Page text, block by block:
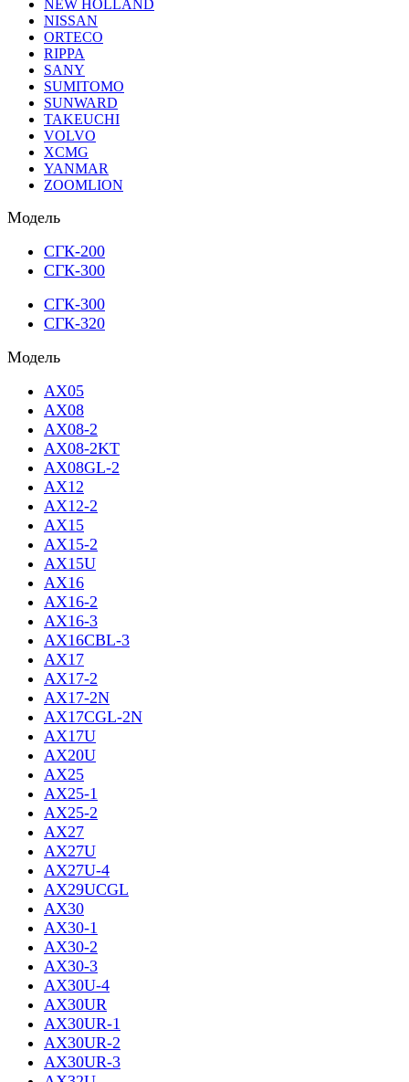
NEW HOLLAND
NISSAN
ORTECO
RIPPA
SANY
SUMITOMO
SUNWARD
TAKEUCHI
VOLVO
XCMG
YANMAR
ZOOMLION
Модель
СГК-200
СГК-300
СГК-300
СГК-320
Модель
AX05
AX08
AX08-2
AX08-2KT
AX08GL-2
AX12
AX12-2
AX15
AX15-2
AX15U
AX16
AX16-2
AX16-3
AX16CBL-3
AX17
AX17-2
AX17-2N
AX17CGL-2N
AX17U
AX20U
AX25
AX25-1
AX25-2
AX27
AX27U
AX27U-4
AX29UCGL
AX30
AX30-1
AX30-2
AX30-3
AX30U-4
AX30UR
AX30UR-1
AX30UR-2
AX30UR-3